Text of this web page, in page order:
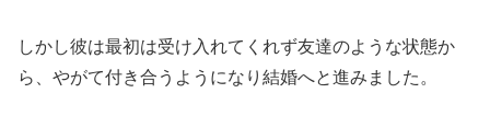
しかし彼は最初は受け入れてくれず友達のような状態か
ら、やがて付き合うようになり結婚へと進みました。